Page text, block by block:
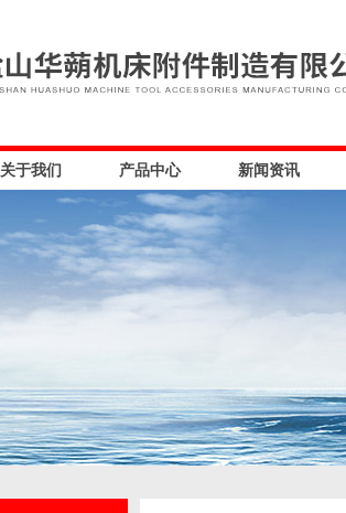
关于我们 产品中心 新闻资讯